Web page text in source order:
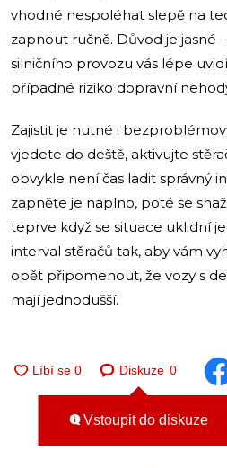
vhodné nespoléhat slepě na
zapnout ručně. Důvod je jasné
silničního provozu vás lépe
případné riziko dopravní
Zajistit je nutné i
vjedete do deště, aktivujte
obvykle není čas ladit správný
zapněte je naplno, poté se
teprve když se situace uklidní
interval stěračů tak, aby vám
opět připomenout, že vozy s
mají jednodušší.
Diskuze 0
Vstoupit do diskuze